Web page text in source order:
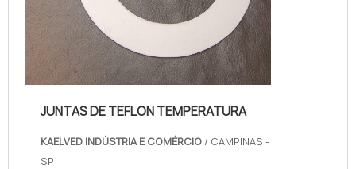
JUNTAS DE TEFLON TEMPERATURA
KAELVED INDÚSTRIA E COMÉRCIO / CAMPINAS -
SP